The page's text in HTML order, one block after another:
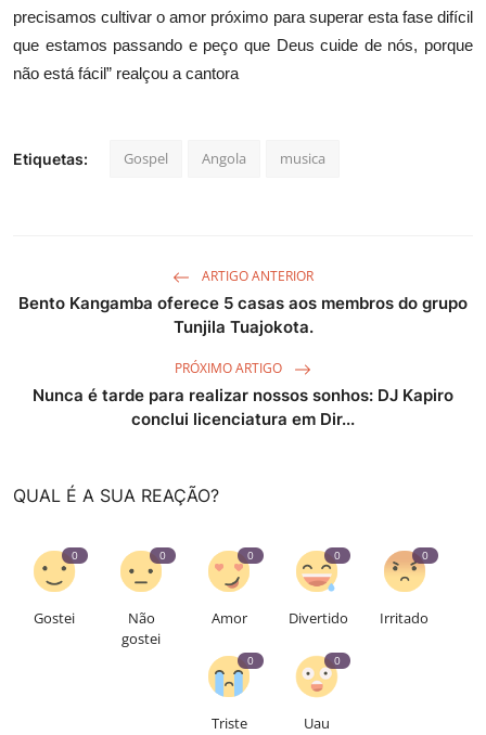
precisamos cultivar o amor próximo para superar esta fase difícil
que estamos passando e peço que Deus cuide de nós, porque
não está fácil” realçou a cantora
Etiquetas: Gospel Angola musica
ARTIGO ANTERIOR
Bento Kangamba oferece 5 casas aos membros do grupo
Tunjila Tuajokota.
PRÓXIMO ARTIGO
Nunca é tarde para realizar nossos sonhos: DJ Kapiro
conclui licenciatura em Dir...
QUAL É A SUA REAÇÃO?
0
Gostei
0
Não
gostei
0
Amor
0
Divertido
0
Irritado
0
Triste
0
Uau